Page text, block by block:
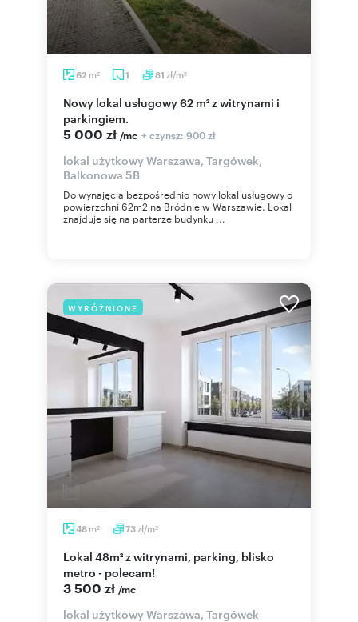
62 m2 1 81 zł/m2
Nowy lokal usługowy 62 m² z witrynami i
parkingiem.
5 000 zł /mc + czynsz: 900 zł
lokal użytkowy Warszawa, Targówek,
Balkonowa 5B
Do wynajęcia bezpośrednio nowy lokal usługowy o
powierzchni 62m2 na Bródnie w Warszawie. Lokal
znajduje się na parterze budynku ...
WYRÓŻNIONE
48 m2 73zł/m2
Lokal 48m² z witrynami, parking, blisko
metro - polecam!
3 500 zł /mc
lokal użytkowy Warszawa, Targówek